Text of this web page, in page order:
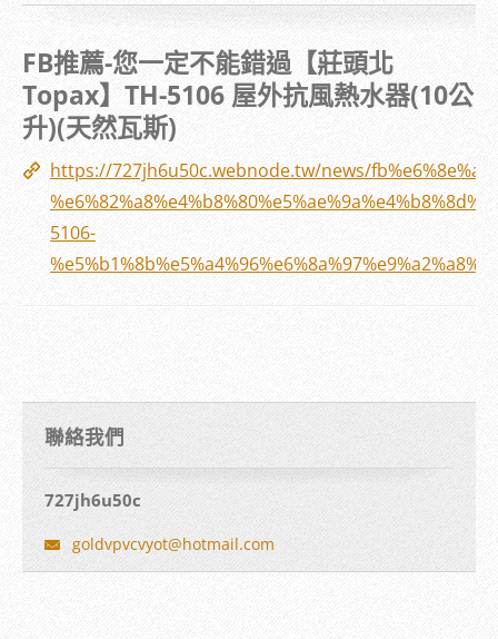
FB推薦-您一定不能錯過【莊頭北
Topax】TH-5106 屋外抗風熱水器(10公
升)(天然瓦斯)
https://727jh6u50c.webnode.tw/news/
5106-
聯絡我們
727jh6u50c
goldvpvcvyot@hotmail.com